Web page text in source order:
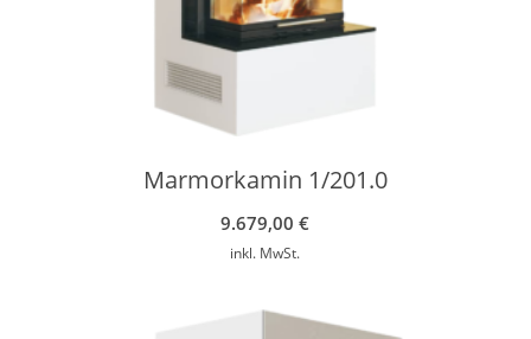
Marmorkamin 1/201.0
9.679,00€
inkl. MwSt.